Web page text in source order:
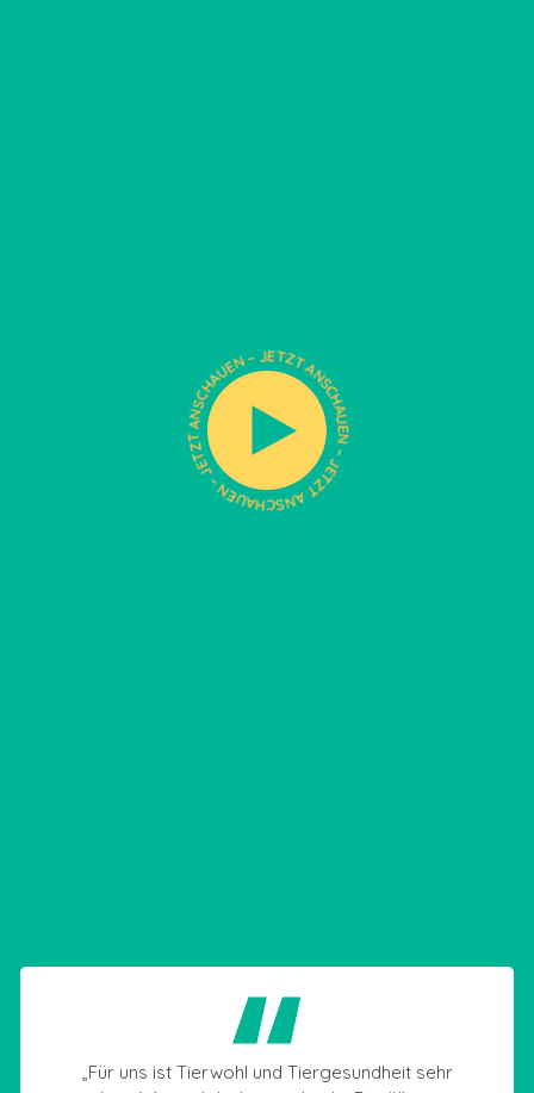
J
E
T
Z
T
A
N
S
C
H
A
U
E
N
–
J
E
T
Z
T
A
N
S
C
H
A
U
E
N
–
JETZTANSCHAU
E
N
–
„Für uns ist Tierwohl und Tiergesundheit sehr